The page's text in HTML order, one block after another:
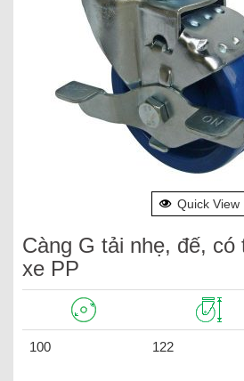
Quick View
Càng G tải nhẹ, đế, có
xe PP
100 122